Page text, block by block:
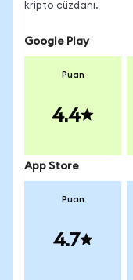
kripto cüzdanı.
Google Play
Puan
4.4
App Store
Puan
4.7